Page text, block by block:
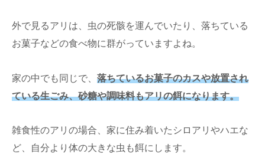
外で見るアリは、虫の死骸を運んでいたり、落ちている
お菓子などの食べ物に群がっていますよね。
家の中でも同じで、 落ちているお菓子のカスや放置され
ている生ごみ、砂糖や調味料もアリの餌になります。
雑食性のアリの場合、家に住み着いたシロアリやハエな
ど、自分より体の大きな虫も餌にします。